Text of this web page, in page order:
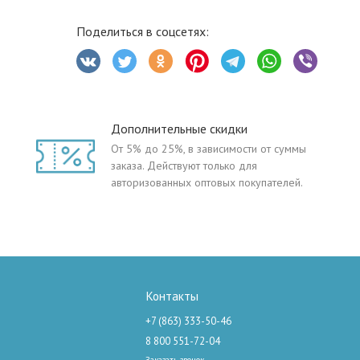
Поделиться в соцсетях:
Дополнительные скидки
От 5% до 25%, в зависимости от суммы
заказа. Действуют только для
авторизованных оптовых покупателей.
Контакты
+7 (863) 333-50-46
8 800 551-72-04